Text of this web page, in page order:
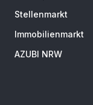
Stellenmarkt
Immobilienmarkt
AZUBI NRW